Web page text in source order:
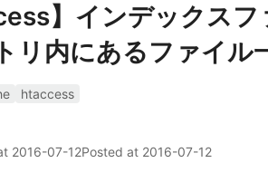
】インデックス
リ内にあるファイル
htaccess
2016-07-12Posted at 2016-07-12